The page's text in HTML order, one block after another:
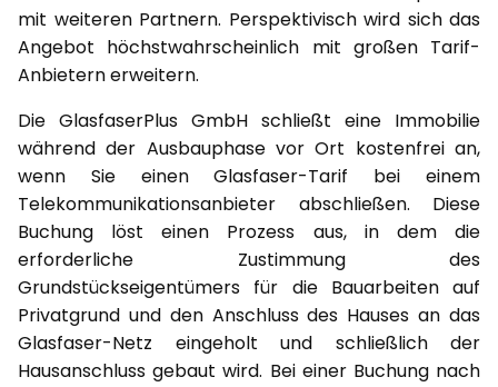
mit weiteren Partnern. Perspektivisch wird sich das
Angebot höchstwahrscheinlich mit großen Tarif-
Anbietern erweitern.
Die GlasfaserPlus GmbH schließt eine Immobilie
während der Ausbauphase vor Ort kostenfrei an,
wenn Sie einen Glasfaser-Tarif bei einem
Telekommunikationsanbieter abschließen. Diese
Buchung löst einen Prozess aus, in dem die
erforderliche Zustimmung des
Grundstückseigentümers für die Bauarbeiten auf
Privatgrund und den Anschluss des Hauses an das
Glasfaser-Netz eingeholt und schließlich der
Hausanschluss gebaut wird. Bei einer Buchung nach